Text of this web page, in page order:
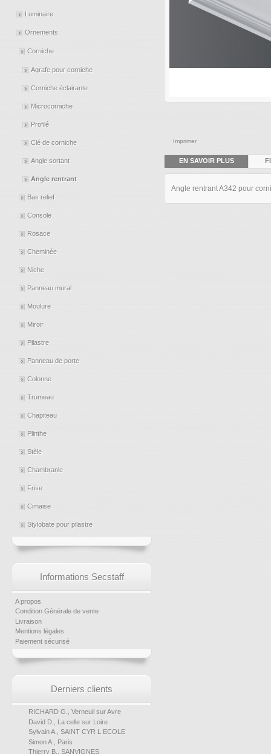
Luminaire
Ornements
Corniche
Agrafe pour corniche
Corniche éclairante
Microcorniche
Profilé
Clé de corniche
Angle sortant
Angle rentrant
Bas relief
Console
Rosace
Cheminée
Niche
Panneau mural
Moulure
Miroir
Pilastre
Panneau de porte
Colonne
Trumeau
Chapiteau
Plinthe
Stèle
Chambranle
Frise
Cimaise
Stylobate pour pilastre
Informations Secstaff
A propos
Condition Générale de vente
Livraison
Mentions légales
Paiement sécurisé
Derniers clients
RICHARD G., Verneuil sur Avre
David D., La celle sur Loire
Sylvain A., SAINT CYR L ECOLE
Simon A., Paris
Thierry B., SANVIGNES
Imprimer
EN SAVOIR PLUS
Angle rentrant A342 pour